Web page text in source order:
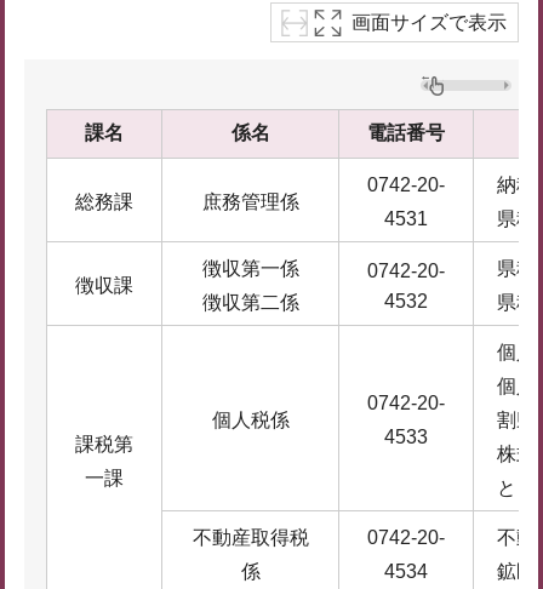
画面サイズで表示
課名 係名 電話番号
総務課 庶務管理係
0742-20-
4531
納税
県税
徴収課
徴収第一係
徴収第二係
0742-20-
4532
県税
県税
課税第
一課
個人税係
0742-20-
4533
個人
個人
割県
株式
と
不動産取得税
係
0742-20-
4534
不動
鉱区